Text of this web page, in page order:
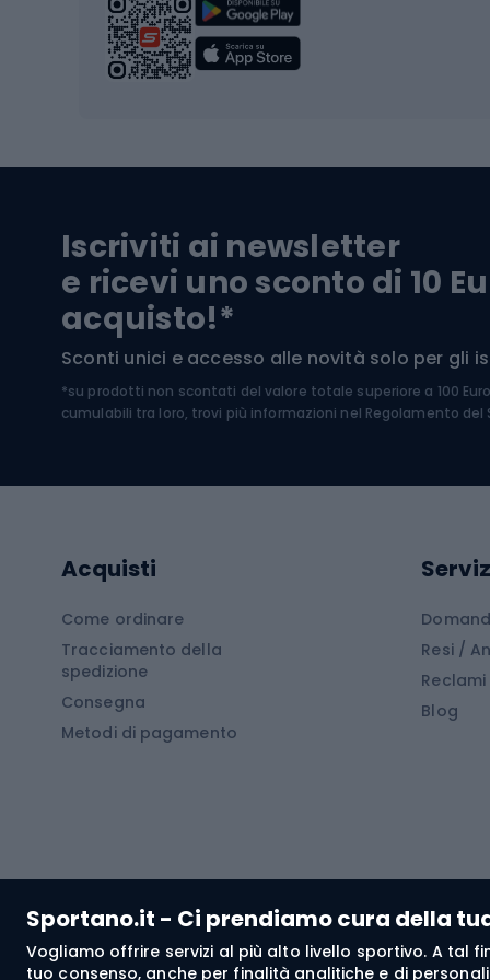
Sportano.it - Ci prendiamo cura della
Vogliamo offrire servizi al più alto livello sportivo. A tal
tuo consenso, anche per finalità analitiche e di
Biciclette
Biciclette da strada
Biciclette da ghiaia
Biciclette per bambini
Sport acquatici
Costumi da bagno
Stivali da trekking
Scarponi da montagna
Scarponi da trekking
Corsa orientamento
Sci
Sci
Iscriviti ai newsletter
e ricevi uno sconto di 10
acquisto!*
Sconti unici e accesso alle novità solo per gli
*su prodotti non scontati del valore totale superiore a 100
cumulabili tra loro, trovi più informazioni nel Regolamento del
Acquisti
Come ordinare
Tracciamento della
spedizione
Consegna
Metodi di pagamento
Resi /
Reclami
Blog